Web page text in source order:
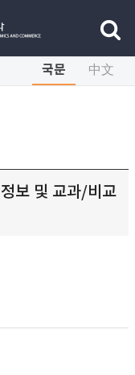
국문 中文
보 및 교과/비교